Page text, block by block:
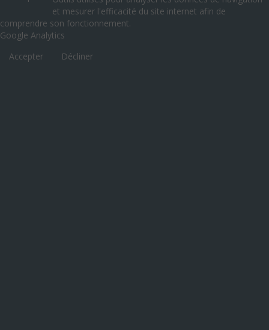
et mesurer l'efficacité du site internet afin de
comprendre son fonctionnement.
Google Analytics
Accepter
Décliner